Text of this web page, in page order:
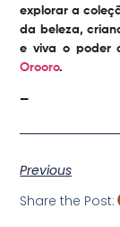
explorar a
da beleza,
e viva o poder
Orooro.
—
Previous
Share the Post: